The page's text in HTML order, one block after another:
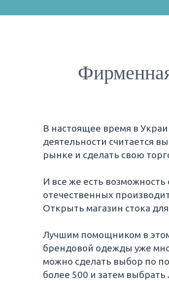
В настоящее время в
деятельности считается
рынке и сделать свою
И все же есть
отечественных
Открыть магазин стока
Лучшим помощником в
брендовой одежды уже
можно сделать выбор по
более 500 и затем